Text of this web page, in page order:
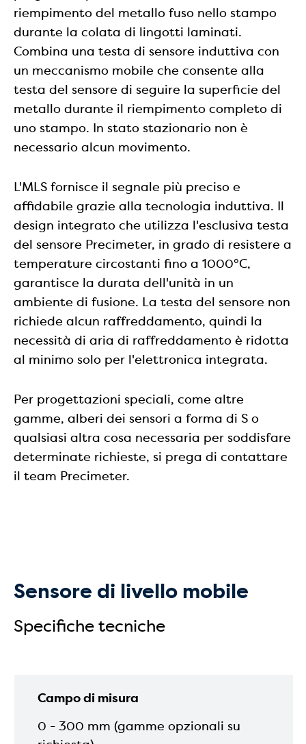
riempimento del metallo fuso nello stampo
durante la colata di lingotti laminati.
Combina una testa di sensore induttiva con
un meccanismo mobile che consente alla
testa del sensore di seguire la superficie del
metallo durante il riempimento completo di
uno stampo. In stato stazionario non è
necessario alcun movimento.
L'MLS fornisce il segnale più preciso e
affidabile grazie alla tecnologia induttiva. Il
design integrato che utilizza l'esclusiva testa
del sensore Precimeter, in grado di resistere a
temperature circostanti fino a 1000°C,
garantisce la durata dell'unità in un
ambiente di fusione. La testa del sensore non
richiede alcun raffreddamento, quindi la
necessità di aria di raffreddamento è ridotta
al minimo solo per l'elettronica integrata.
Per progettazioni speciali, come altre
gamme, alberi dei sensori a forma di S o
qualsiasi altra cosa necessaria per soddisfare
determinate richieste, si prega di contattare
il team Precimeter.
Sensore di livello mobile
Specifiche tecniche
Campo di misura
0 - 300 mm (gamme opzionali su